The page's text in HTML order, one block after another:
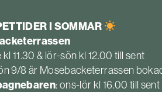
I SOMMAR
11.30 & lör-sön kl 12.00 till sent
9/8 är Mosebacketerrassen
: ons-lör kl 16.00 till sent